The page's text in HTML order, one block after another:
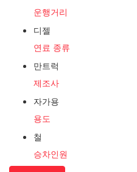
운행거리
디젤
연료 종류
만트럭
제조사
자가용
용도
철
승차인원